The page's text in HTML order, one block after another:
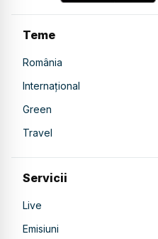
Teme
România
Internațional
Green
Travel
Servicii
Live
Emisiuni